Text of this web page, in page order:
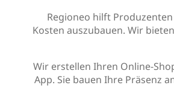
Regioneo hilft
Kosten auszubauen. Wir
Wir erstellen Ihren Online-
App. Sie bauen Ihre Präsenz